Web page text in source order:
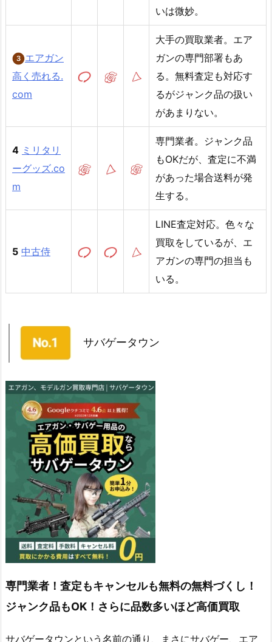
いは微妙。
エアガン
高く売れる.
com
大手の買取業者。エア
ガンの専門部署もあ
る。無料査定も対応す
るがジャンク品の扱い
があまりない。
4 ミリタリ
ーグッズ.co
m
専門業者。ジャンク品
もOKだが、査定に不満
があった場合送料が発
生する。
5 中古侍
LINE査定対応。色々な
買取をしているが、エ
アガンの専門の担当も
いる。
サバゲータウン
専門業者！査定もキャンセルも無料の無料づくし！
ジャンク品もOK！さらに品数多いほど高価買取
サバゲータウンという名前の通り、まさにサバゲー、エア